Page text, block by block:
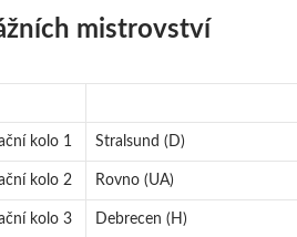
mistrovství
kolo 1 Stralsund (D)
kolo 2 Rovno (UA)
kolo 3 Debrecen (H)